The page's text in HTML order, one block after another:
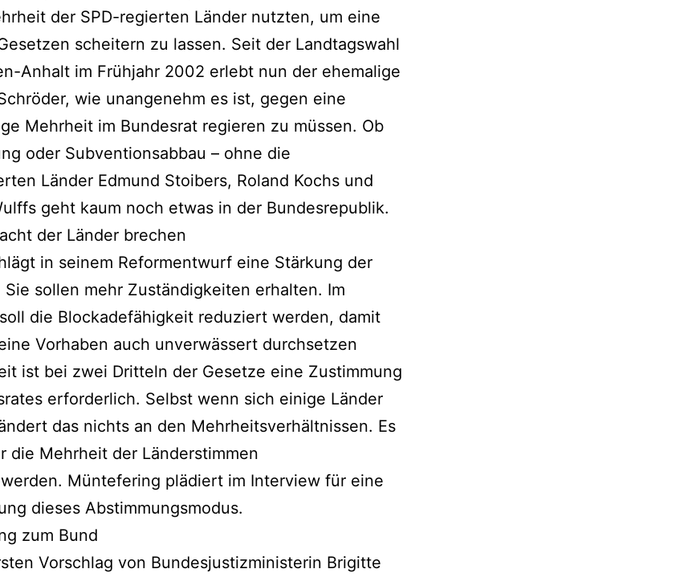
der SPD-regierten Länder nutzten, um eine
scheitern zu lassen. Seit der Landtagswahl
Anhalt im Frühjahr 2002 erlebt nun der ehemalige
wie unangenehm es ist, gegen eine
Mehrheit im Bundesrat regieren zu müssen. Ob
oder Subventionsabbau – ohne die
Länder Edmund Stoibers, Roland Kochs und
geht kaum noch etwas in der Bundesrepublik.
der Länder brechen
in seinem Reformentwurf eine Stärkung der
Sie sollen mehr Zuständigkeiten erhalten. Im
die Blockadefähigkeit reduziert werden, damit
Vorhaben auch unverwässert durchsetzen
ist bei zwei Dritteln der Gesetze eine Zustimmung
erforderlich. Selbst wenn sich einige Länder
das nichts an den Mehrheitsverhältnissen. Es
die Mehrheit der Länderstimmen
Müntefering plädiert im Interview für eine
dieses Abstimmungsmodus.
zum Bund
Vorschlag von Bundesjustizministerin Brigitte